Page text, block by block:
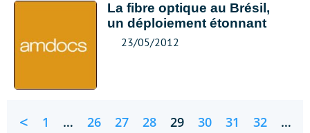
La fibre optique au Brésil,
un déploiement étonnant
23/05/2012
< 1 … 26 27 28 29 30 31 32
…